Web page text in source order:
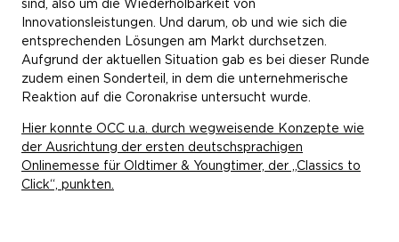
sind, also um die Wiederholbarkeit von
Innovationsleistungen. Und darum, ob und wie sich die
entsprechenden Lösungen am Markt durchsetzen.
Aufgrund der aktuellen Situation gab es bei dieser Runde
zudem einen Sonderteil, in dem die unternehmerische
Reaktion auf die Coronakrise untersucht wurde.
Hier konnte OCC u.a. durch wegweisende Konzepte wie
der Ausrichtung der ersten deutschsprachigen
Onlinemesse für Oldtimer & Youngtimer, der „Classics to
Click“, punkten.